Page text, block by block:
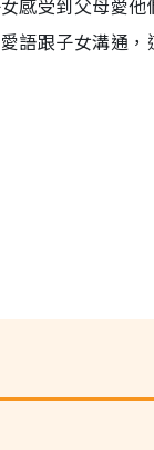
感受到父母愛
跟子女溝通，